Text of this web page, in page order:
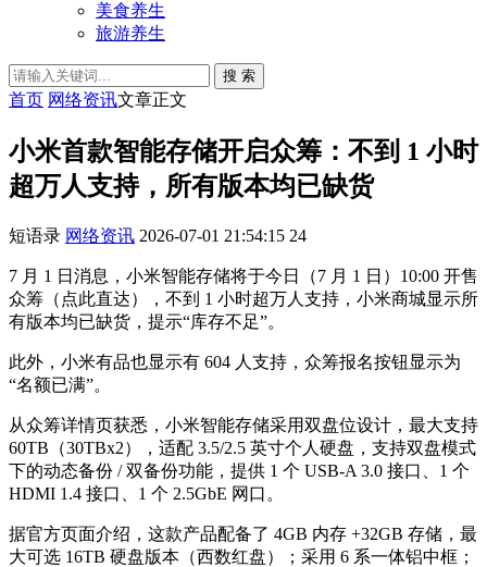
美食养生
旅游养生
搜 索
首页 网络资讯文章正文
小米首款智能存储开启众筹：不到 1 小时
超万人支持，所有版本均已缺货
短语录 网络资讯 2026-07-01 21:54:15 24
7 月 1 日消息，小米智能存储将于今日（7 月 1 日）10:00 开售
众筹（点此直达），不到 1 小时超万人支持，小米商城显示所
有版本均已缺货，提示“库存不足”。
此外，小米有品也显示有 604 人支持，众筹报名按钮显示为
“名额已满”。
从众筹详情页获悉，小米智能存储采用双盘位设计，最大支持
60TB（30TBx2），适配 3.5/2.5 英寸个人硬盘，支持双盘模式
下的动态备份 / 双备份功能，提供 1 个 USB-A 3.0 接口、1 个
HDMI 1.4 接口、1 个 2.5GbE 网口。
据官方页面介绍，这款产品配备了 4GB 内存 +32GB 存储，最
大可选 16TB 硬盘版本（西数红盘）；采用 6 系一体铝中框；